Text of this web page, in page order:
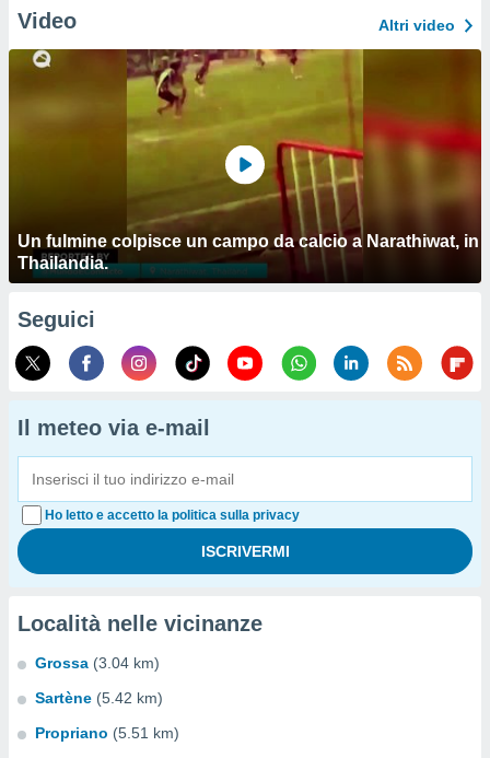
Video Altri video
Un fulmine colpisce un campo da calcio a Narathiwat, in
Thailandia.
Seguici
Il meteo via e-mail
Ho letto e accetto la politica sulla privacy
Località nelle vicinanze
Grossa (3.04 km)
Sartène (5.42 km)
Propriano (5.51 km)